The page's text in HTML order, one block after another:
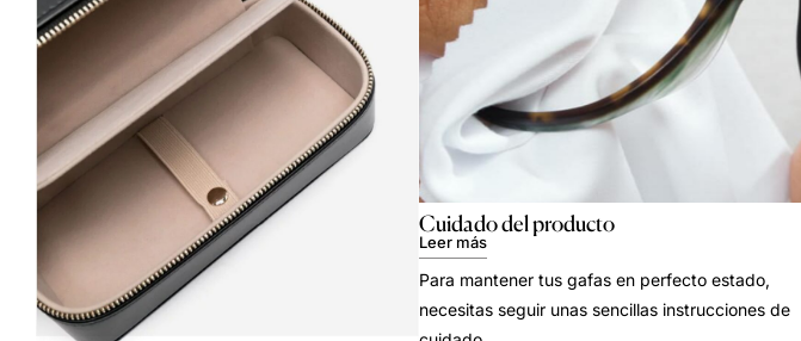
Cuidado del producto
Leer más
Para mantener tus gafas en perfecto estado,
necesitas seguir unas sencillas instrucciones de